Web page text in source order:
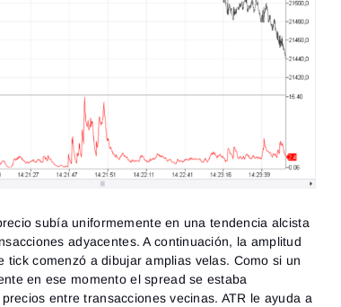
subía uniformemente en una tendencia alcista
adyacentes. A continuación, la amplitud
comenzó a dibujar amplias velas. Como si un
en ese momento el spread se estaba
entre transacciones vecinas. ATR le ayuda a